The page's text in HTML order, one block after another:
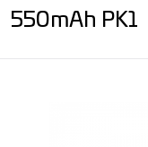
550mAh PK1